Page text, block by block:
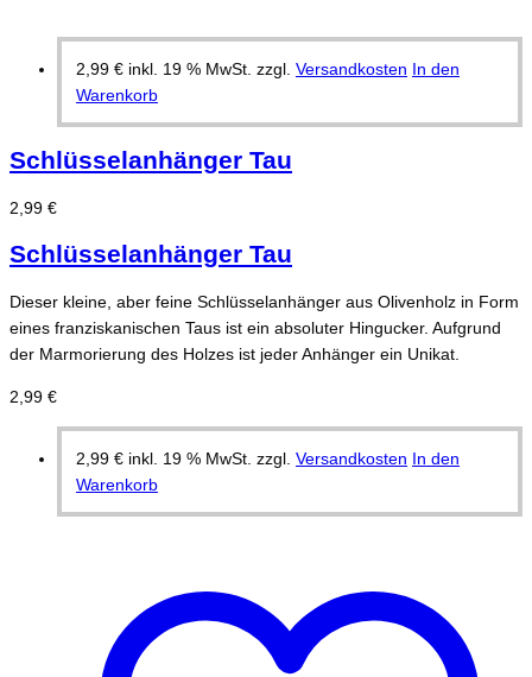
2,99 € inkl. 19 % MwSt. zzgl. Versandkosten In den
Warenkorb
Schlüsselanhänger Tau
2,99 €
Schlüsselanhänger Tau
Dieser kleine, aber feine Schlüsselanhänger aus Olivenholz in Form
eines franziskanischen Taus ist ein absoluter Hingucker. Aufgrund
der Marmorierung des Holzes ist jeder Anhänger ein Unikat.
2,99 €
2,99 € inkl. 19 % MwSt. zzgl. Versandkosten In den
Warenkorb